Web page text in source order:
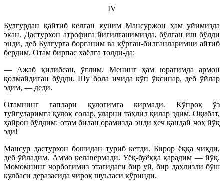
IV
Булғурдан қайтиб келган куним Мансуржон ҳам уйимизда
экан. Дастурхон атрофига йиғилганимизда, бўлган иш бўлди
энди, деб Булғурга борганим ва кўрган-билганларимни айтиб
бердим. Отам бирпас хаёлга толди-да:
— Ажаб қилибсан, ўғлим. Менинг ҳам юрагимда армон
қолмайдиган бўдди. Шу бола ичида кўп ўксинар, деб ўйлар
эдим, — деди.
Отамнинг гаплари қулоғимга кирмади. Кўпроқ ўз
туйғуларимга қулоқ солар, уларни таҳлил қилар эдим. Оқибат,
ҳайрон бўлдим: отам билан орамизда энди ҳеч қандай чоҳ йўқ
эди!
Мансур дастурхон бошидан туриб кетди. Бирор ёққа чиқди,
деб ўйладим. Аммо келавермади. Уёқ-буёққа қарадим — йўқ.
Момомнинг чорбоғимиз этагидаги бир уй, бир даҳлизли бўш
кулбаси деразасида чироқ шуьласи кўринди.